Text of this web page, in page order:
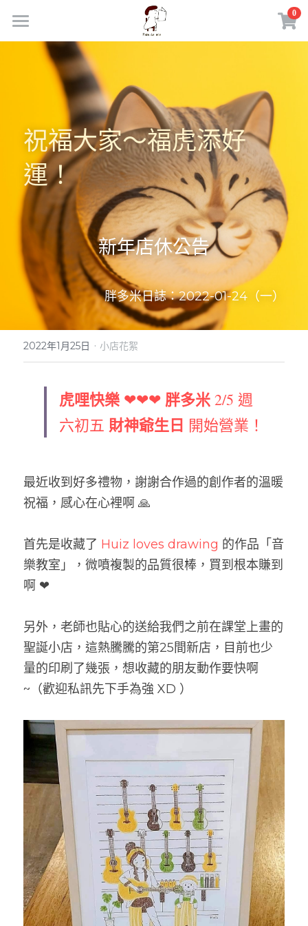
0
首頁
商品
所有商品分類
線上市集
課程活動
部落格｜日常練習
胖多米咖啡館
聯繫我們
外部連結
電腦職人｜東東嚴選
理財致富｜陪伴服務
胖多米手機LINE社群
搜索
實體門市
祝福大家～福虎添好
運！
新年店休公告
胖多米日誌：2022-01-24（一）
2022年1月25日 · 小店花絮
虎哩快樂 ❤❤❤ 胖多米 2/5 週
六初五 財神爺生日 開始營業！
最近收到好多禮物，謝謝合作過的創作者的溫暖
祝福，感心在心裡啊 🙏
首先是收藏了 Huiz loves drawing 的作品「音
樂教室」，微噴複製的品質很棒，買到根本賺到
啊 ❤
另外，老師也貼心的送給我們之前在課堂上畫的
聖誕小店，這熱騰騰的第25間新店，目前也少
量的印刷了幾張，想收藏的朋友動作要快啊
~（歡迎私訊先下手為強 XD ）
×
商品分類
所有商品分類